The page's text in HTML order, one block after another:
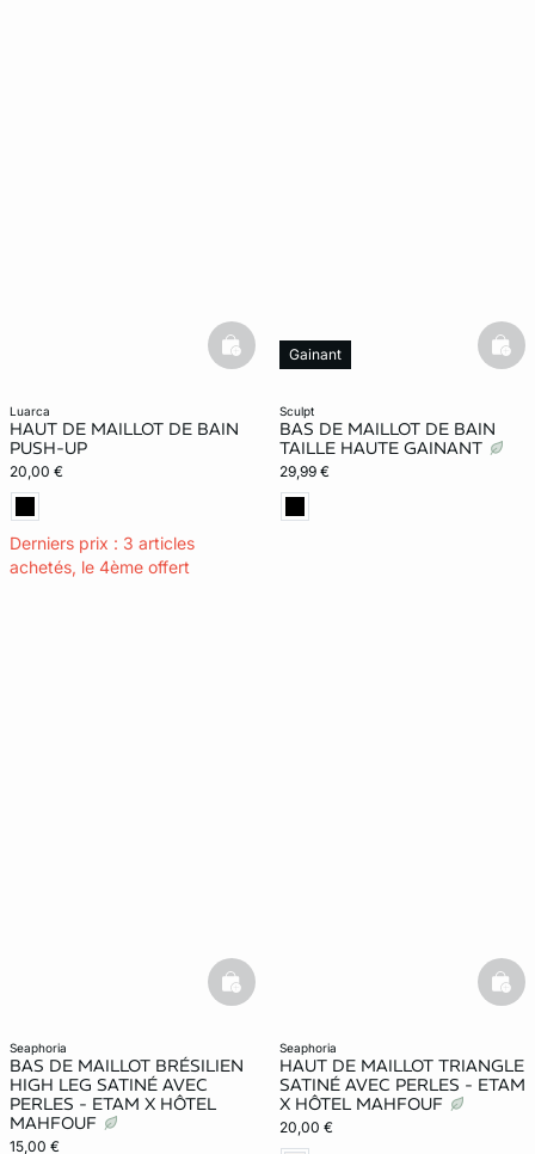
luarca
HAUT DE MAILLOT DE BAIN
PUSH-UP
20,00 €
Derniers prix : 3 articles
achetés, le 4ème offert
basketfull
sculpt
BAS DE MAILLOT DE BAIN
TAILLE HAUTE GAINANT
29,99 €
Gainant
seaphoria
BAS DE MAILLOT BRÉSILIEN
HIGH LEG SATINÉ AVEC
PERLES - ETAM X HÔTEL
MAHFOUF
15,00 €
basketfull
seaphoria
HAUT DE MAILLOT TRIANGLE
SATINÉ AVEC PERLES - ETAM
X HÔTEL MAHFOUF
20,00 €